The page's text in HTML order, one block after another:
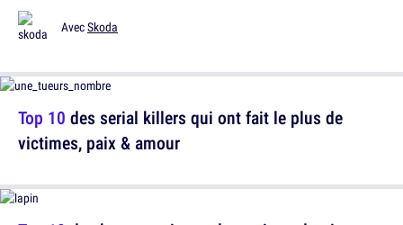
AvecSkoda
Top 10 des serial killers qui ont fait le plus de
victimes, paix & amour